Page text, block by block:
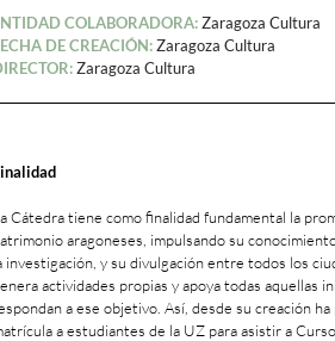
COLABORADORA:Zaragoza Cultura
DE CREACIÓN:Zaragoza Cultura
Zaragoza Cultura
Cátedra tiene como finalidad fundamental la
aragoneses, impulsando su
investigación, y su divulgación entre todos los
actividades propias y apoya todas aquellas
a ese objetivo. Así, desde su creación
a estudiantes de la UZ para asistir a